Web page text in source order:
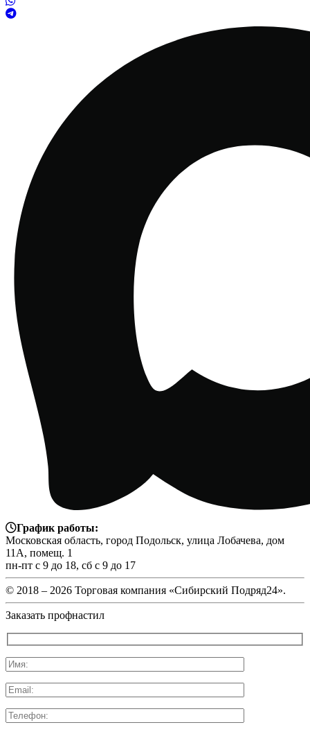
График работы:
Московская область, город Подольск, улица Лобачева, дом
11А, помещ. 1
пн-пт с 9 до 18, сб с 9 до 17
© 2018 – 2026 Торговая компания «Сибирский Подряд24».
Заказать профнастил